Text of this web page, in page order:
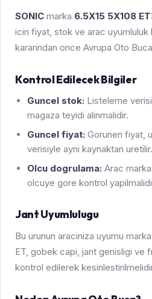
SONIC marka 6.5X15 5X108
icin fiyat, stok ve arac uyumluluk
kararindan once Avrupa Oto
Kontrol Edilecek Bilgiler
Guncel stok: Listeleme
magaza teyidi alinmalidir.
Guncel fiyat: Gorunen fiyat,
verisiyle ayni kaynaktan uretilir.
Olcu dogrulama: Arac
olcuye gore kontrol
Jant Uyumlulugu
Bu urunun araciniza uyumu
ET, gobek capi, jant genisligi ve
kontrol edilerek